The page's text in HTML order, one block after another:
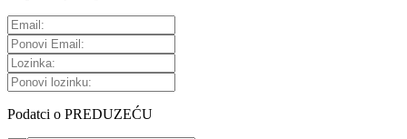
Podatci o PREDUZEĆU